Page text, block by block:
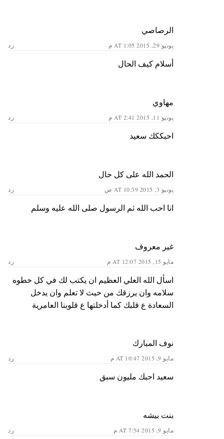
الرصاصي
يونيو 29, 2015 AT 1:05 م رد
أسلام كيف الحال
مهاوي
يونيو 11, 2015 AT 2:41 م رد
احبككك سعيد
الحمد الله على كل حال
يونيو 3, 2015 AT 10:39 ص رد
انا احب الله ثم الرسول صلى الله عليه وسلم
غير معروف
مايو 15, 2015 AT 12:07 م رد
اسأل الله العلي العظيم ان يكتب لك في كل خطوه
سلامه وان يرزقك من حيث لا تعلم وان يدخل
السعادة ع قلبك كما أدخلتها ع قلوبنا العامرية
نوف المبارك
مايو 9, 2015 AT 10:47 م رد
سعيد احبك مليون سبق
بنت بيشه
مايو 9, 2015 AT 7:54 م رد